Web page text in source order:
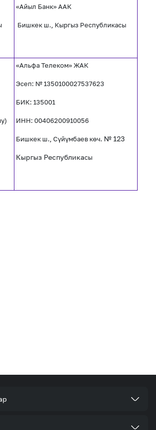
«Айыл Банк» ААК
Бишкек ш., Кыргыз Республикасы
«Альфа Телеком» ЖАК
Эсеп: № 1350100027537623
БИК: 135001
ИНН: 00406200910056
Бишкек ш., Сүйүмбаев көч. № 123
Кыргыз Республикасы